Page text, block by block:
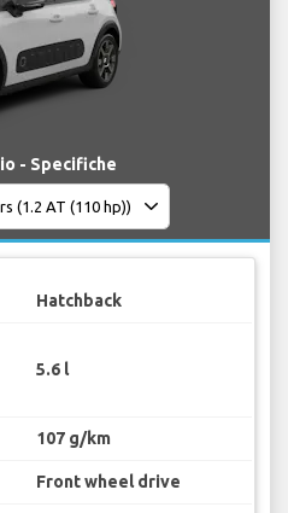
- Specifiche
Hatchback
5.6 l
107 g/km
Front wheel drive